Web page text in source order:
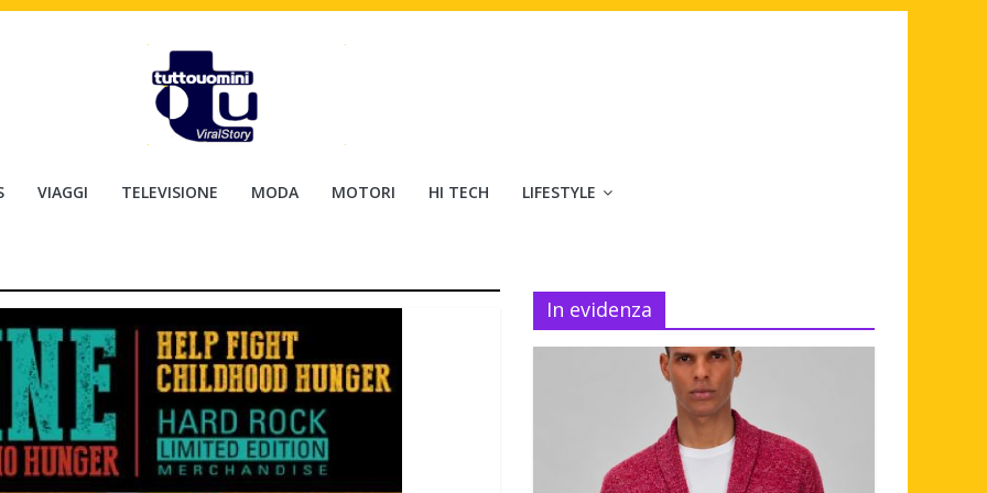
VIAGGI TELEVISIONE MODA MOTORI HI TECH LIFESTYLE
In evidenza